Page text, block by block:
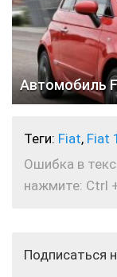
Автомобиль
Теги: Fiat, Fiat
Ошибка в
нажмите: Ctrl
Подписаться